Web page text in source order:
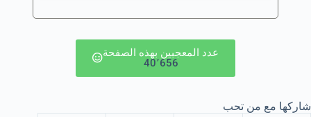
عدد المعجبين بهذه الصفحة
40٬656
شاركها مع من تحب